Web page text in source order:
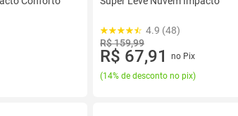
4.9 (48)
R$ 159,99
R$ 67,91
no Pix
(14% de desconto no pix)